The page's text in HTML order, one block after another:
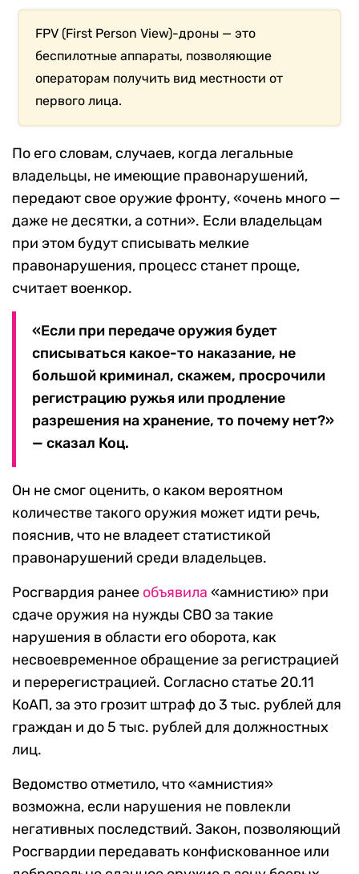
FPV (First Person View)-дроны — это
беспилотные аппараты, позволяющие
операторам получить вид местности от
первого лица.
По его словам, случаев, когда легальные
владельцы, не имеющие правонарушений,
передают свое оружие фронту, «очень много —
даже не десятки, а сотни». Если владельцам
при этом будут списывать мелкие
правонарушения, процесс станет проще,
считает военкор.
«Если при передаче оружия будет
списываться какое-то наказание, не
большой криминал, скажем, просрочили
регистрацию ружья или продление
разрешения на хранение, то почему нет?»
— сказал Коц.
Он не смог оценить, о каком вероятном
количестве такого оружия может идти речь,
пояснив, что не владеет статистикой
правонарушений среди владельцев.
Росгвардия ранее объявила «амнистию» при
сдаче оружия на нужды СВО за такие
нарушения в области его оборота, как
несвоевременное обращение за регистрацией
и перерегистрацией. Согласно статье 20.11
КоАП, за это грозит штраф до 3 тыс. рублей для
граждан и до 5 тыс. рублей для должностных
лиц.
Ведомство отметило, что «амнистия»
возможна, если нарушения не повлекли
негативных последствий. Закон, позволяющий
Росгвардии передавать конфискованное или